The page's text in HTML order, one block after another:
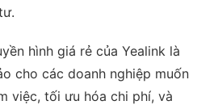
hình giá rẻ của Yealink là
cho các doanh nghiệp muốn
việc, tối ưu hóa chi phí, và